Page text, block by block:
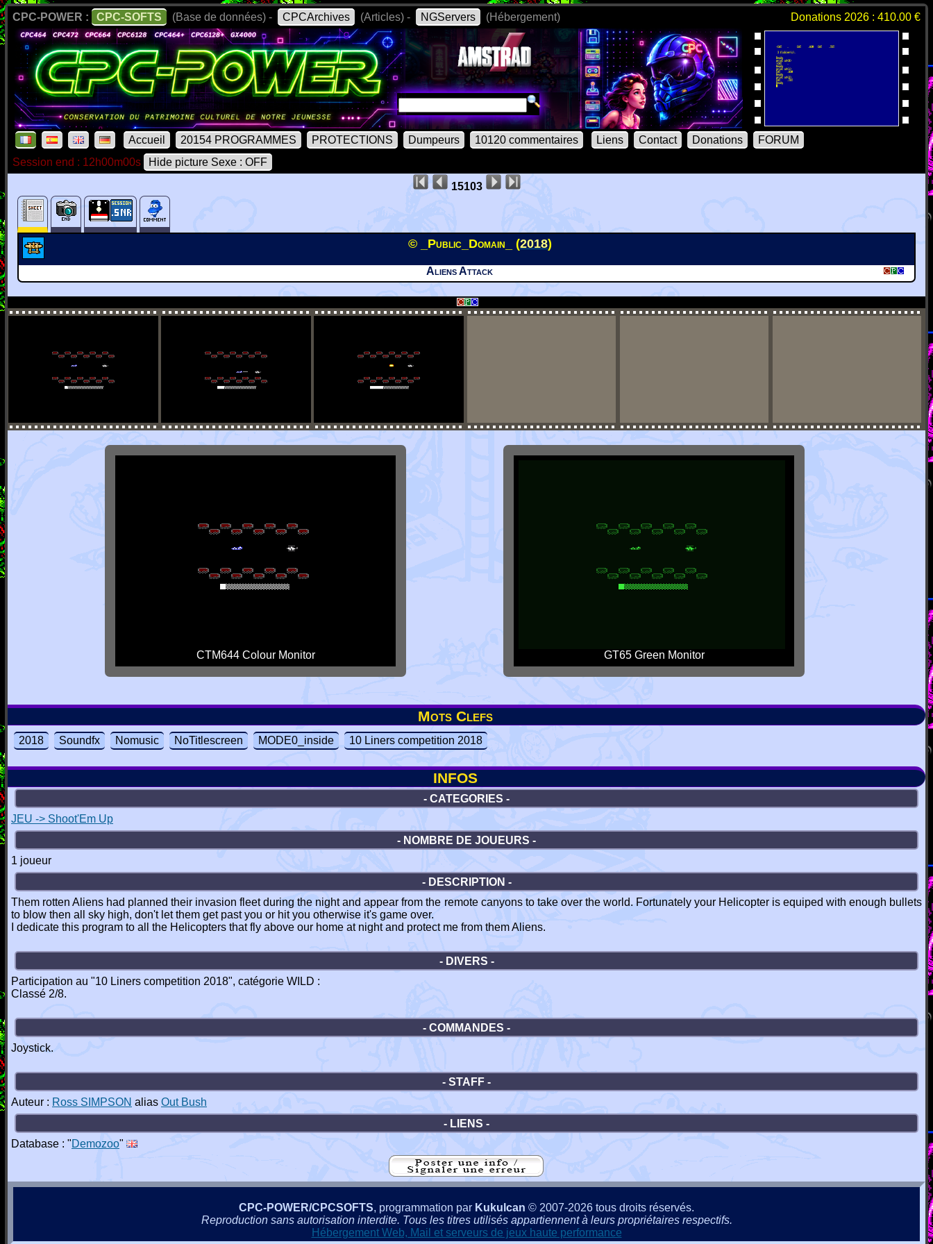
CPC-POWER : CPC-SOFTS (Base de données) - CPCArchives (Articles) - NGServers (Hébergement) Donations 2026 : 410.00 €
Accueil 20154 PROGRAMMES PROTECTIONS Dumpeurs 10120 commentaires Liens Contact Donations
FORUM
Session end : 12h00m00s
Hide picture Sexe : OFF
15103
© _Public_Domain_ (2018)
Aliens Attack
CTM644 Colour Monitor GT65 Green Monitor
Mots Clefs
2018 Soundfx Nomusic NoTitlescreen MODE0_inside 10 Liners competition 2018
INFOS
- CATEGORIES -
JEU -> Shoot'Em Up
- NOMBRE DE JOUEURS -
1 joueur
- DESCRIPTION -
Them rotten Aliens had planned their invasion fleet during the night and appear from the remote canyons to take over the world. Fortunately your Helicopter is equiped with enough bullets
to blow then all sky high, don't let them get past you or hit you otherwise it's game over.
I dedicate this program to all the Helicopters that fly above our home at night and protect me from them Aliens.
- DIVERS -
Participation au "10 Liners competition 2018", catégorie WILD :
Classé 2/8.
- COMMANDES -
Joystick.
- STAFF -
Auteur : Ross SIMPSON alias Out Bush
- LIENS -
Database : "Demozoo"
CPC-POWER/CPCSOFTS, programmation par Kukulcan © 2007-2026 tous droits réservés.
Reproduction sans autorisation interdite. Tous les titres utilisés appartiennent à leurs propriétaires respectifs.
Hébergement Web, Mail et serveurs de jeux haute performance